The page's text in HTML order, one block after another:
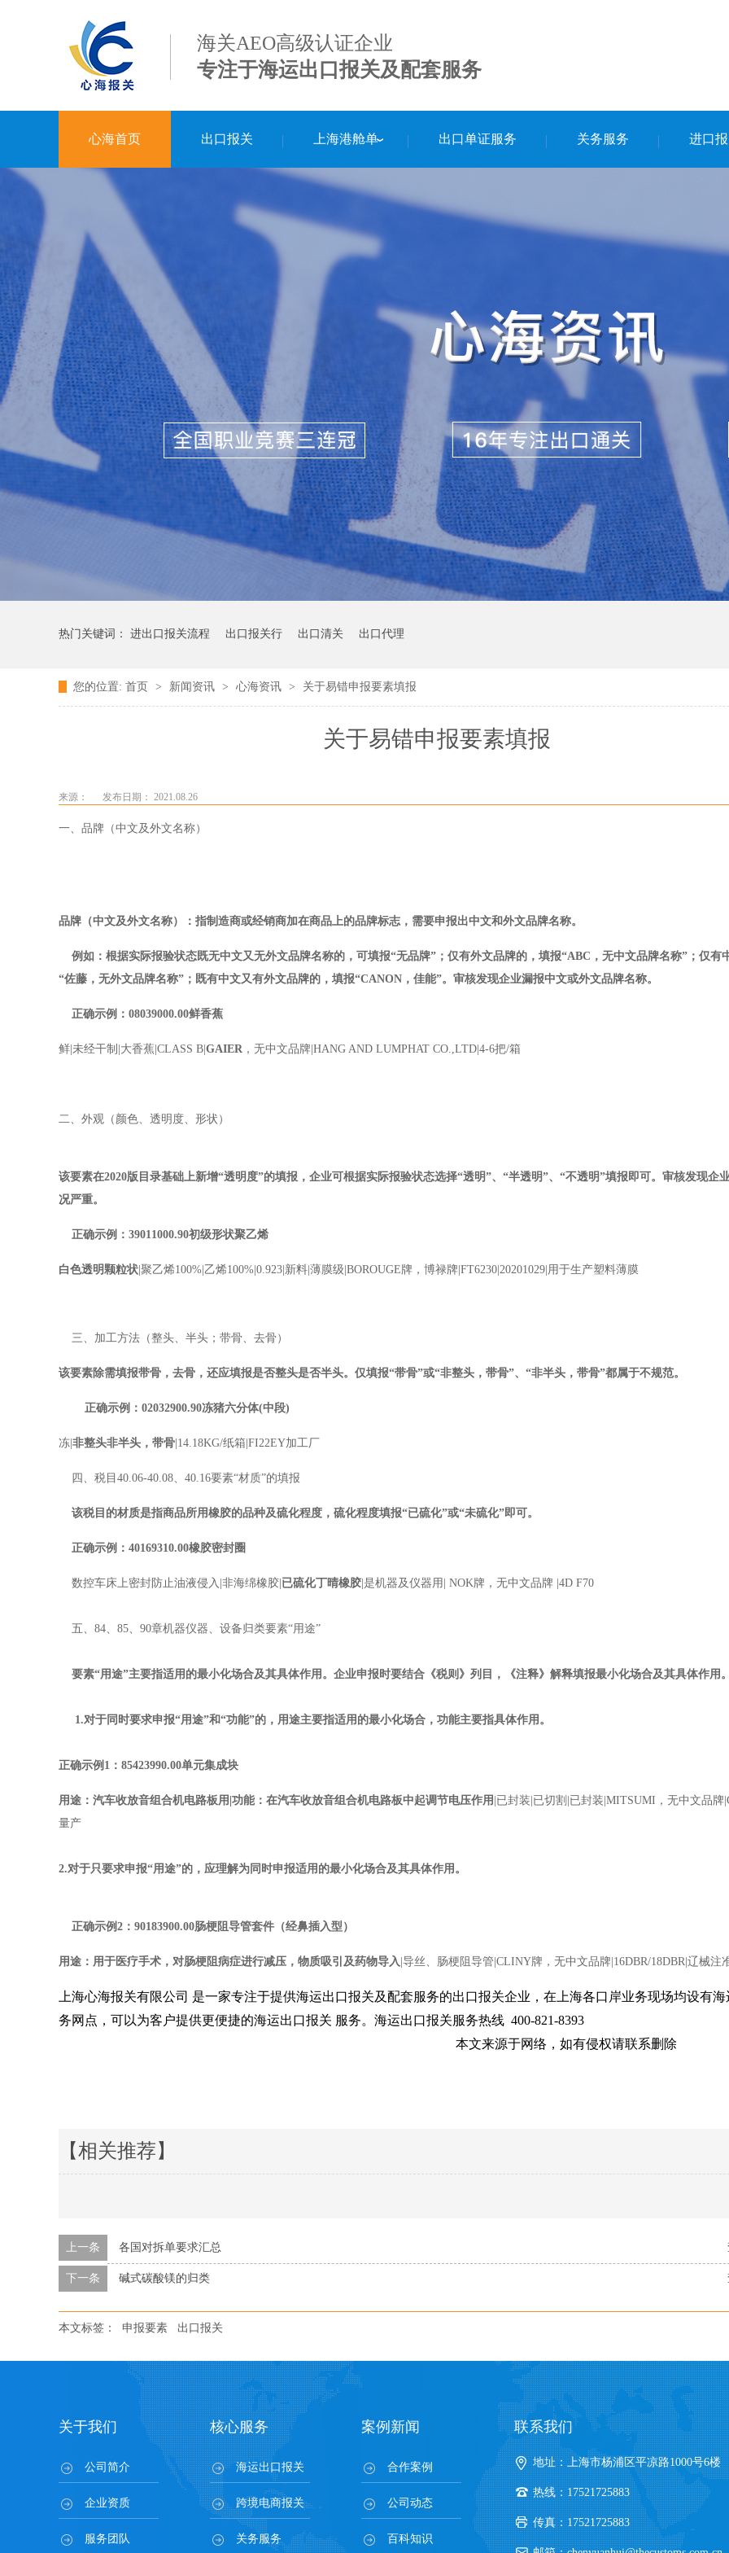
海关AEO高级认证企业
专注于海运出口报关及配套服务
心海首页 出口报关 上海港舱单 出口单证服务 关务服务 进口
热门关键词： 进出口报关流程 出口报关行 出口清关 出口代理
您的位置: 首页 > 新闻资讯 > 心海资讯 > 关于易错申报要素填报
关于易错申报要素填报
来源： 发布日期： 2021.08.26
一、品牌（中文及外文名称）
品牌（中文及外文名称）：指制造商或经销商加在商品上的品牌标志，需要申报出中文和外文品牌名称。
例如：根据实际报验状态既无中文又无外文品牌名称的，可填报“无品牌”；仅有外文品牌的，填报“ABC，无中文品牌名称”；仅有
“佐藤，无外文品牌名称”；既有中文又有外文品牌的，填报“CANON，佳能”。审核发现企业漏报中文或外文品牌名称。
正确示例：08039000.00鲜香蕉
鲜 未经干制 大香蕉 |CLASS B| GAIER ，无中文品牌 |HANG AND LUMPHAT CO.,LTD|4-6把/箱
二、外观（颜色、透明度、形状）
该要素在2020版目录基础上新增“透明度”的填报，企业可根据实际报验状态选择“透明”、“半透明”、“不透明”填报即可。审核发现企
况严重。
正确示例：39011000.90初级形状聚乙烯
白色透明颗粒状 |聚乙烯100%| 乙烯100%|0.923| 新料 薄膜级 |BOROUGE牌，博禄牌 |FT6230|20201029| 用于生产塑料薄膜
三、加工方法（整头、半头；带骨、去骨）
该要素除需填报带骨，去骨，还应填报是否整头是否半头。仅填报“带骨”或“非整头，带骨”、“非半头，带骨”都属于不规范。
正确示例：02032900.90冻猪六分体(中段)
冻 非整头非半头，带骨 |14.18KG/纸箱 |FI22EY加工厂
四、税目40.06-40.08、40.16要素“材质”的填报
该税目的材质是指商品所用橡胶的品种及硫化程度，硫化程度填报“已硫化”或“未硫化”即可。
正确示例：40169310.00橡胶密封圈
数控车床上密封防止油液侵入 非海绵橡胶 已硫化丁晴橡胶 |是机器及仪器用 | NOK牌，无中文品牌 |4D F70
五、84、85、90章机器仪器、设备归类要素“用途”
要素“用途”主要指适用的最小化场合及其具体作用。企业申报时要结合《税则》列目，《注释》解释填报最小化场合及其具体作用。
1.对于同时要求申报“用途”和“功能”的，用途主要指适用的最小化场合，功能主要指具体作用。
正确示例1：85423990.00单元集成块
用途：汽车收放音组合机电路板用 功能：在汽车收放音组合机电路板中起调节电压作用 |已封装 已切割 已封装 |MITSUMI ，无中文品牌
量产
2.对于只要求申报“用途”的，应理解为同时申报适用的最小化场合及其具体作用。
正确示例2 ： 90183900.00肠梗阻导管套件（经鼻插入型）
用途：用于医疗手术，对肠梗阻病症进行减压，物质吸引及药物导入 |导丝、肠梗阻导管 |CLINY牌，无中文品牌 |16DBR/18DBR| 辽械注
上海心海报关有限公司 是一家专注于提供海运出口报关及配套服务的出口报关企业，在上海各口岸业务现场均设有海
务网点，可以为客户提供更便捷的海运出口报关 服务。海运出口报关服务热线 400-821-8393
本文来源于网络，如有侵权请联系删除
【相关推荐】
上一条 各国对拆单要求汇总
下一条 碱式碳酸镁的归类
本文标签： 申报要素 出口报关
关于我们
公司简介
企业资质
服务团队
核心服务
海运出口报关
跨境电商报关
关务服务
案例新闻
合作案例
公司动态
百科知识
联系我们
地址：上海市杨浦区平凉路1000号6楼
热线：17521725883
传真：17521725883